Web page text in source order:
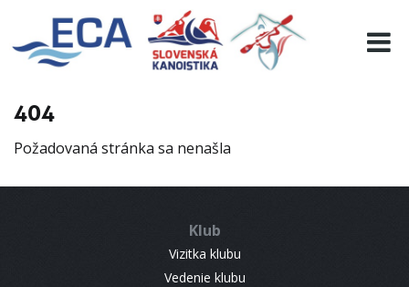
404
Požadovaná stránka sa nenašla
Klub
Vizitka klubu
Vedenie klubu
EURO 19
INFO
RESULTS
CONTACT